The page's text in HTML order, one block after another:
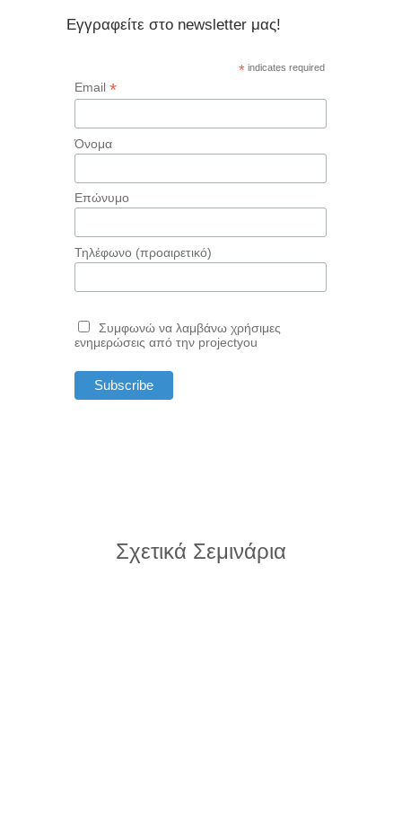
Εγγραφείτε στο newsletter μας!
* indicates required
Email *
Όνομα
Επώνυμο
Τηλέφωνο (προαιρετικό)
Συμφωνώ να λαμβάνω χρήσιμες
ενημερώσεις από την projectyou
Σχετικά Σεμινάρια